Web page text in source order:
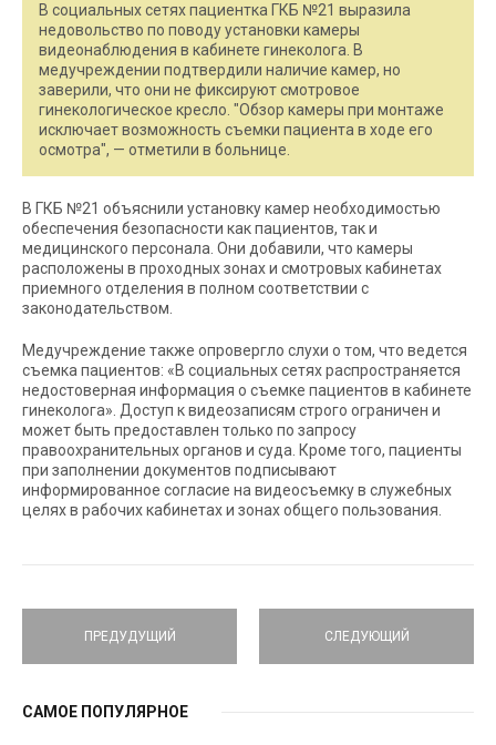
В социальных сетях пациентка ГКБ №21 выразила
недовольство по поводу установки камеры
видеонаблюдения в кабинете гинеколога. В
медучреждении подтвердили наличие камер, но
заверили, что они не фиксируют смотровое
гинекологическое кресло. "Обзор камеры при монтаже
исключает возможность съемки пациента в ходе его
осмотра", — отметили в больнице.
В ГКБ №21 объяснили установку камер необходимостью
обеспечения безопасности как пациентов, так и
медицинского персонала. Они добавили, что камеры
расположены в проходных зонах и смотровых кабинетах
приемного отделения в полном соответствии с
законодательством.
Медучреждение также опровергло слухи о том, что ведется
съемка пациентов: «В социальных сетях распространяется
недостоверная информация о съемке пациентов в кабинете
гинеколога». Доступ к видеозаписям строго ограничен и
может быть предоставлен только по запросу
правоохранительных органов и суда. Кроме того, пациенты
при заполнении документов подписывают
информированное согласие на видеосъемку в служебных
целях в рабочих кабинетах и зонах общего пользования.
ПРЕДУДУЩИЙ СЛЕДУЮЩИЙ
САМОЕ ПОПУЛЯРНОЕ